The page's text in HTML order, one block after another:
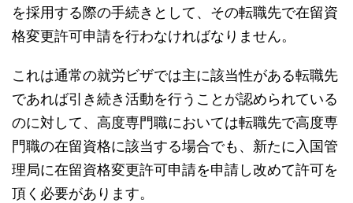
を採用する際の手続きとして、その転職先で在留資
格変更許可申請を行わなければなりません。
これは通常の就労ビザでは主に該当性がある転職先
であれば引き続き活動を行うことが認められている
のに対して、高度専門職においては転職先で高度専
門職の在留資格に該当する場合でも、新たに入国管
理局に在留資格変更許可申請を申請し改めて許可を
頂く必要があります。